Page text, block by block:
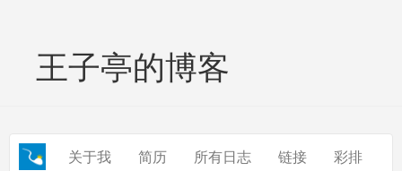
王子亭的博客
关于我 简历 所有日志 链接 彩排